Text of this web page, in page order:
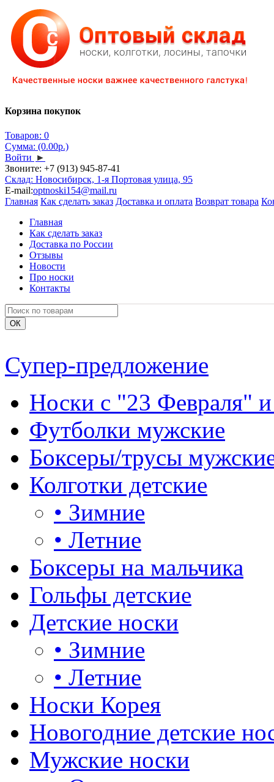
Корзина покупок
Товаров: 0
Сумма: (0.00р.)
Войти ►
Звоните: +7 (913) 945-87-41
Склад: Новосибирск, 1-я Портовая улица, 95
E-mail:optnoski154@mail.ru
Главная Как сделать заказ Доставка и оплата Возврат товара
Главная
Как сделать заказ
Доставка по России
Отзывы
Новости
Про носки
Контакты
Супер-предложение
Носки с "23 Февраля"
Футболки мужские
Боксеры/трусы
Колготки детские
• Зимние
• Летние
Боксеры на мальчика
Гольфы детские
Детские носки
• Зимние
• Летние
Носки Корея
Новогодние детские
Мужские носки